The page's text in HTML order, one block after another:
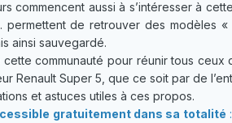
commencent aussi à s’intéresser à
permettent de retrouver des modèles
ainsi sauvegardé.
communauté pour réunir tous
Renault Super 5, que ce soit par de
et astuces utiles à ces propos.
gratuitement dans sa totalité